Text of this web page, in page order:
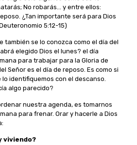
No robarás… y entre ellos:
¿Tan importante será para Dios
5:12-15)
también se lo conozca como el día del
elegido Dios el lunes? el día
para trabajar para la Gloria de
Señor es el día de reposo. Es como si
identifiquemos con el descanso.
algo parecido?
nuestra agenda, es tomarnos
para frenar. Orar y hacerle a Dios
viviendo?